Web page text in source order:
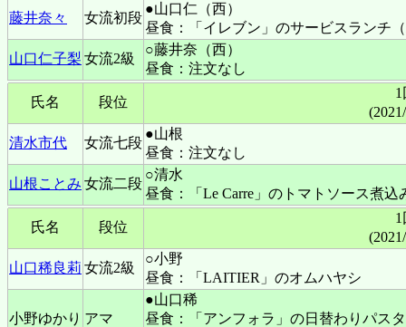
藤井奈々
女流初段
●山口仁（西）
昼食：「イレブン」のサービスランチ
山口仁子梨 女流2級
○藤井奈（西）
昼食：注文なし
氏名 段位
清水市代
女流七段
●山根
昼食：注文なし
山根ことみ 女流二段
○清水
昼食：「Le Carre」のトマトソース煮込
氏名 段位
山口稀良莉 女流2級
○小野
昼食：「LAITIER」のオムハヤシ
小野ゆかり アマ
●山口稀
昼食：「アンフォラ」の日替わりパス